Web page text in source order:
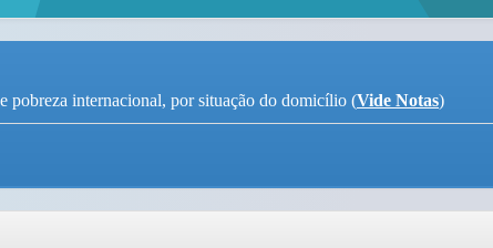
pobreza internacional, por situação do domicílio (Vide Notas)